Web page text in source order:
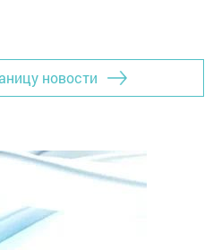
новости